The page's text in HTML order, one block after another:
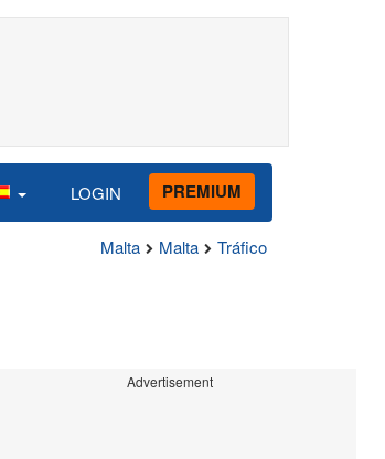
LOGIN PREMIUM
Malta Malta Tráfico
Advertisement